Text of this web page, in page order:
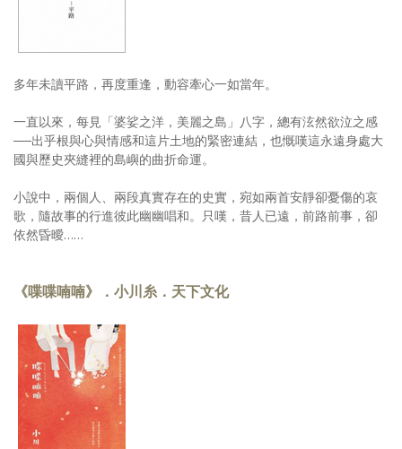
多年未讀平路，再度重逢，動容牽心一如當年。
一直以來，每見「婆娑之洋，美麗之島」八字，總有泫然欲泣之感
──出乎根與心與情感和這片土地的緊密連結，也慨嘆這永遠身處大
國與歷史夾縫裡的島嶼的曲折命運。
小說中，兩個人、兩段真實存在的史實，宛如兩首安靜卻憂傷的哀
歌，隨故事的行進彼此幽幽唱和。只嘆，昔人已遠，前路前事，卻
依然昏曖……
《喋喋喃喃》．小川糸．天下文化